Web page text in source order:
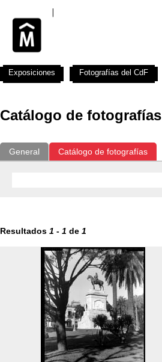
Catálogo de fotografías
General Catálogo de fotografías
Resultados 1 - 1 de 1
Exposiciones Fotografías del CdF